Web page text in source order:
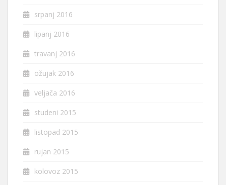
srpanj 2016
lipanj 2016
travanj 2016
ožujak 2016
veljača 2016
studeni 2015
listopad 2015
rujan 2015
kolovoz 2015